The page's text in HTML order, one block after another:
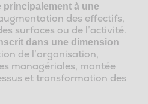
principalement à une
des effectifs,
surfaces ou de l’activité.
dans une dimension
de l’organisation,
managériales, montée
et transformation des